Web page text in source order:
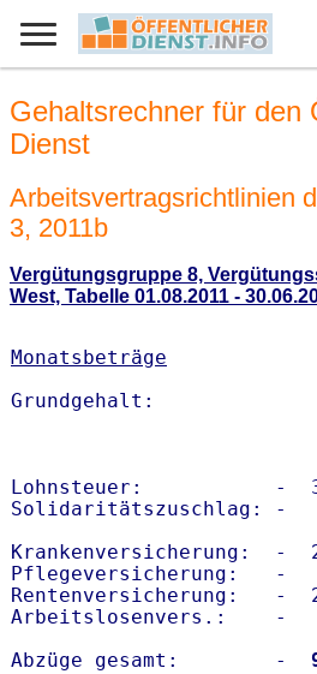
Gehaltsrechner für den
Dienst
Arbeitsvertragsrichtlinien
3, 2011b
Vergütungsgruppe 8,
West, Tabelle 01.08.2011 -
Monatsbeträge
Lohnsteuer:           -
Solidaritätszuschlag: -
Krankenversicherung:  -
Pflegeversicherung:   -
Rentenversicherung:   -
Arbeitslosenvers.:    -
Abzüge gesamt:        -